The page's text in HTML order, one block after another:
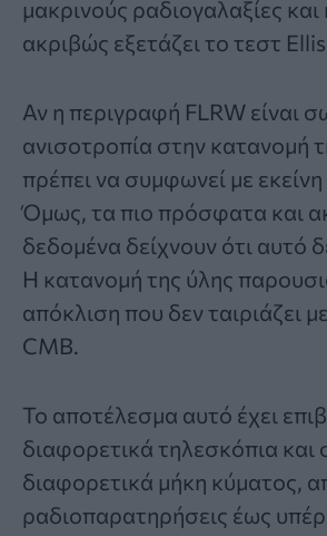
μακρινούς ραδιογαλαξίες
ακριβώς εξετάζει το τεστ
Αν η περιγραφή FLRW είναι
ανισοτροπία στην κατανομή
πρέπει να συμφωνεί με
Όμως, τα πιο πρόσφατα και
δεδομένα δείχνουν ότι αυτό
Η κατανομή της ύλης
απόκλιση που δεν ταιριάζει
CMB.
Το αποτέλεσμα αυτό έχει
διαφορετικά τηλεσκόπια και
διαφορετικά μήκη κύματος,
ραδιοπαρατηρήσεις έως